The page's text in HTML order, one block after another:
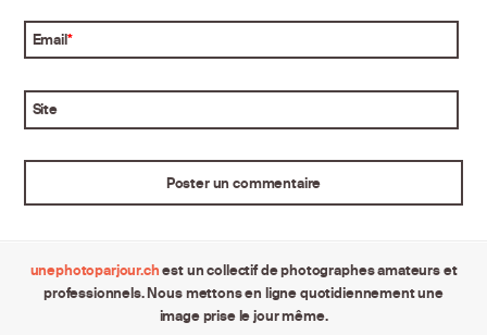
Email*
Site
unephotoparjour.chest un collectif de photographes amateurs et
professionnels. Nous mettons en ligne quotidiennement une
image prise le jour même.